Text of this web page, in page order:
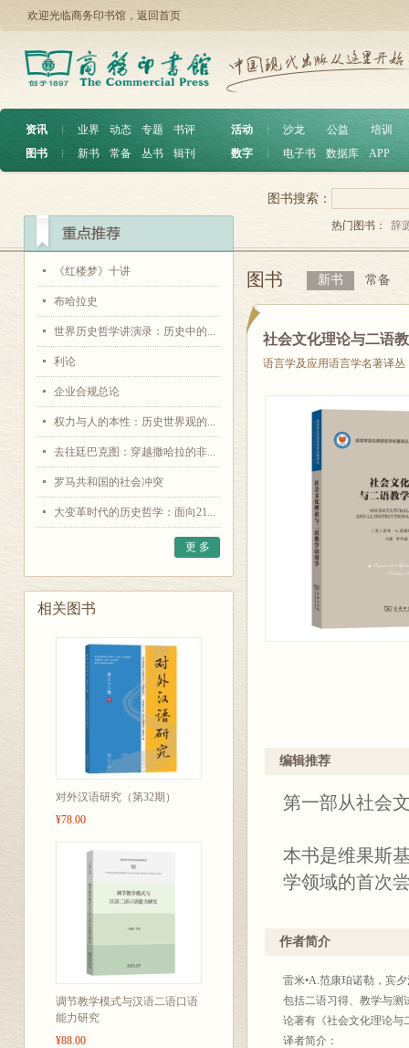
欢迎光临商务印书馆， 返回首页
资讯 ︱ 业界 动态 专题
书评
图书
︱ 新书 常备 丛书 辑刊
活动 沙龙 公益
培训
数字
电子书 数据库 APP
《红楼梦》十讲
布哈拉史
世界历史哲学讲演录：历史中的...
利论
企业合规总论
权力与人的本性：历史世界观的...
去往廷巴克图：穿越撒哈拉的非...
罗马共和国的社会冲突
大变革时代的历史哲学：面向21...
更 多
相关图书
对外汉语研究（第32期）
¥78.00
调节教学模式与汉语二语口语
能力研究
¥88.00
图书搜索：
热门图书： 辞
图书 新书 常备
社会文化理论与二语
语言学及应用语言学名著译丛
编辑推荐
第一部从社会
本书是维果斯
学领域的首次
作者简介
雷米•A.范康珀诺勒，宾
包括二语习得、教学与测
论著有《社会文化理论与
译者简介：